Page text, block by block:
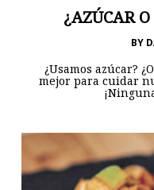
¿AZÚCAR
BY
¿Usamos azúcar?
mejor para cuidar